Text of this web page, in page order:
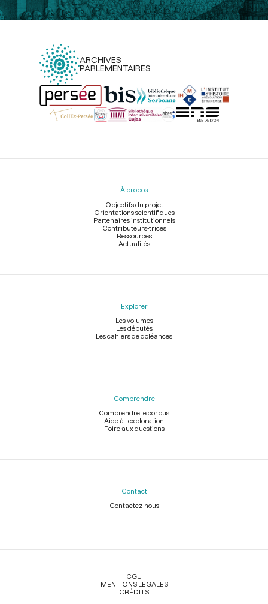
ARCHIVES
PARLEMENTAIRES
Menu
À propos
Objectifs du projet
Orientations scientifiques
Partenaires institutionnels
Contributeurs-trices
Ressources
Actualités
Explorer
Les volumes
Les députés
Les cahiers de doléances
Comprendre
Comprendre le corpus
Aide à l'exploration
Foire aux questions
Contact
Contactez-nous
Légal
CGU
MENTIONS LÉGALES
CRÉDITS